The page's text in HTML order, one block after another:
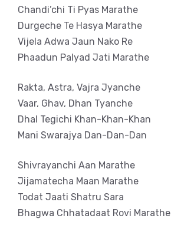
Chandi’chi Ti Pyas Marathe
Durgeche Te Hasya Marathe
Vijela Adwa Jaun Nako Re
Phaadun Palyad Jati Marathe
Rakta, Astra, Vajra Jyanche
Vaar, Ghav, Dhan Tyanche
Dhal Tegichi Khan-Khan-Khan
Mani Swarajya Dan-Dan-Dan
Shivrayanchi Aan Marathe
Jijamatecha Maan Marathe
Todat Jaati Shatru Sara
Bhagwa Chhatadaat Rovi Marathe